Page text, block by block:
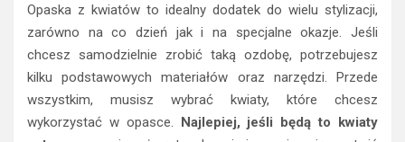
Opaska z kwiatów to idealny dodatek do wielu stylizacji,
zarówno na co dzień jak i na specjalne okazje. Jeśli
chcesz samodzielnie zrobić taką ozdobę, potrzebujesz
kilku podstawowych materiałów oraz narzędzi. Przede
wszystkim, musisz wybrać kwiaty, które chcesz
wykorzystać w opasce. Najlepiej, jeśli będą to kwiaty